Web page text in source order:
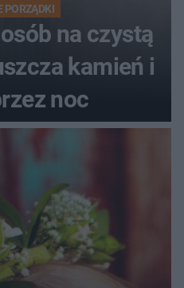
PORZĄDKI
na czystą
kamień i
noc